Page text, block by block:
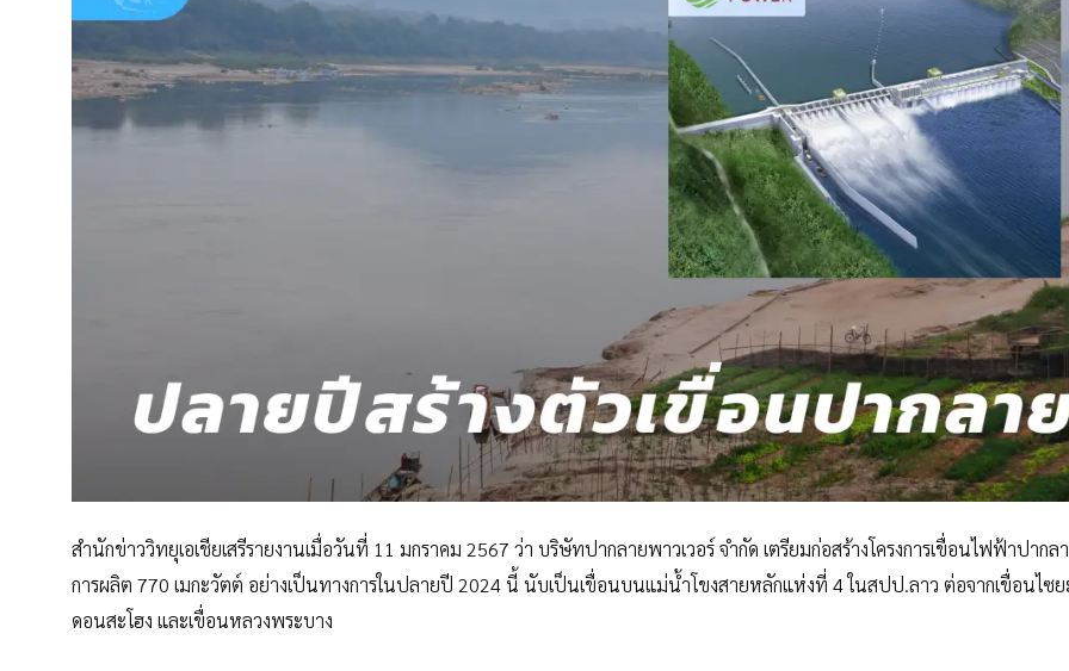
สำนักข่าววิทยุเอเชียเสรีรายงานเมื่อวันที่ 11 มกราคม 2567 ว่า บริษัทปากลายพาวเวอร์ จำกัด เตรียมก่อสร้างโครงการเขื่อนไฟฟ้าปากล
การผลิต 770 เมกะวัตต์ อย่างเป็นทางการในปลายปี 2024 นี้ นับเป็นเขื่อนบนแม่น้ำโขงสายหลักแห่งที่ 4 ในสปป.ลาว ต่อจากเขื่อนไซย
ดอนสะโฮง และเขื่อนหลวงพระบาง